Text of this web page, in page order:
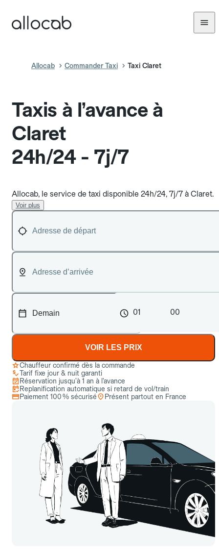
Allocab Commander Taxi Taxi Claret
Taxis à l’avance à
Claret
24h/24 - 7j/7
Allocab, le service de taxi disponible 24h/24, 7j/7 à Claret.
Voir plus
01 00
VOIR LES PRIX
Chauffeur confirmé dès la commande
Tarif fixe jour & nuit garanti
Réservation jusqu’à 1 an à l’avance
Replanification automatique si retard de vol/train
Paiement 100 % sécurisé
Présent partout en France